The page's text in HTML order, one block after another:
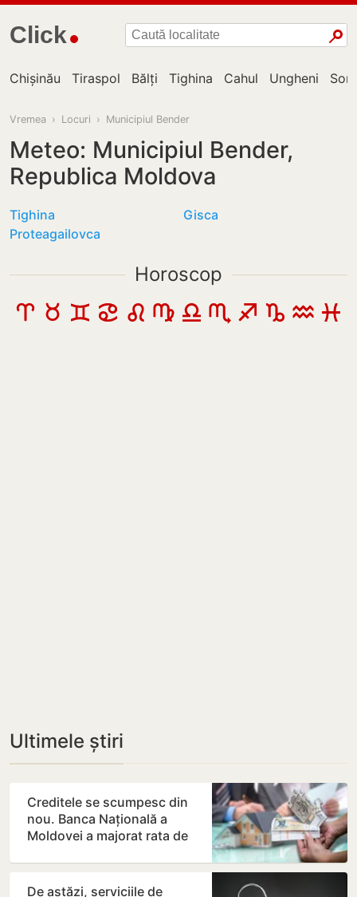
Click
Chișinău Tiraspol Bălți Tighina Cahul Ungheni
Vremea › Locuri › Municipiul Bender
Meteo: Municipiul Bender,
Republica Moldova
Tighina
Gisca
Proteagailovca
Horoscop
Ultimele știri
Creditele se scumpesc din
nou. Banca Națională a
Moldovei a majorat rata de
De astăzi, serviciile de